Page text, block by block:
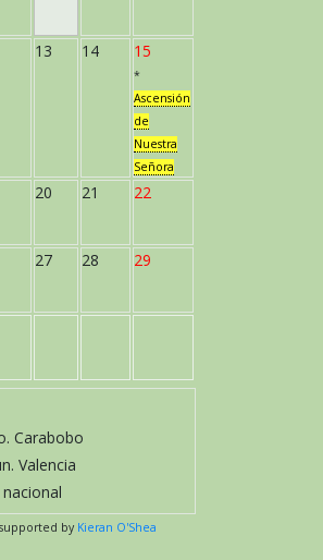
13 14 15
*
Ascensión
de
Nuestra
Señora
20 21 22
27 28 29
Carabobo
Valencia
by Kieran O'Shea